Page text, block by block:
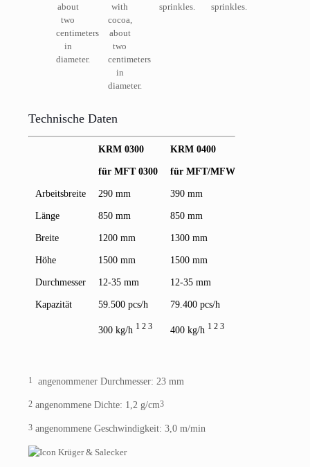
about
two
centimeters
in
diameter.
with
cocoa,
about
two
centimeters
in
diameter.
sprinkles.
sprinkles.
Technische Daten
KRM 0300 KRM 0400
für MFT 0300 für MFT/MFW 0400
Arbeitsbreite 290 mm 390 mm
Länge 850 mm 850 mm
Breite 1200 mm 1300 mm
Höhe 1500 mm 1500 mm
Durchmesser 12-35 mm 12-35 mm
Kapazität 59.500 pcs/h 79.400 pcs/h
300 kg/h 1 2 3 400 kg/h 1 2 3
1 angenommener Durchmesser: 23 mm
2 angenommene Dichte: 1,2 g/cm3
3 angenommene Geschwindigkeit: 3,0 m/min